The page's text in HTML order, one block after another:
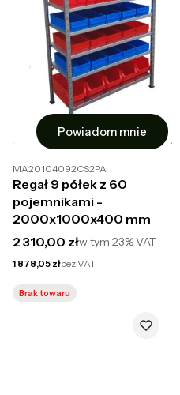
Powiadom mnie
MA20104092CS2PA
Regał 9 półek z 60
pojemnikami -
2000x1000x400 mm
Cena brutto
2 310,00 złw tym 23%VAT
Cena netto
1 878,05 złbez VAT
Brak towaru